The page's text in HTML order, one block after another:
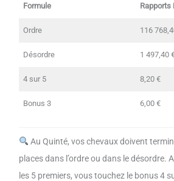
Formule Rapports
Ordre 116
Désordre 1 497,40
4 sur 5 8,20 €
Bonus 3 6,00 €
Au Quinté, vos chevaux doivent
places dans l’ordre ou dans le désordre.
les 5 premiers, vous touchez le bonus 4